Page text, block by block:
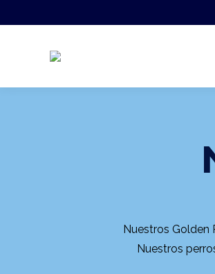
Nuestros Golden
Nuestros